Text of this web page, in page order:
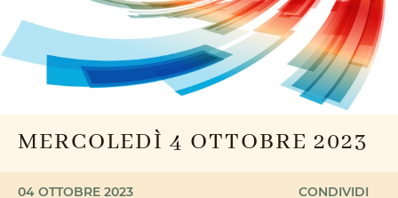
MERCOLEDÌ 4 OTTOBRE 2023
04 OTTOBRE 2023 CONDIVIDI